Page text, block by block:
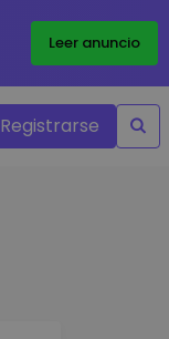
Leer anuncio
Registrarse